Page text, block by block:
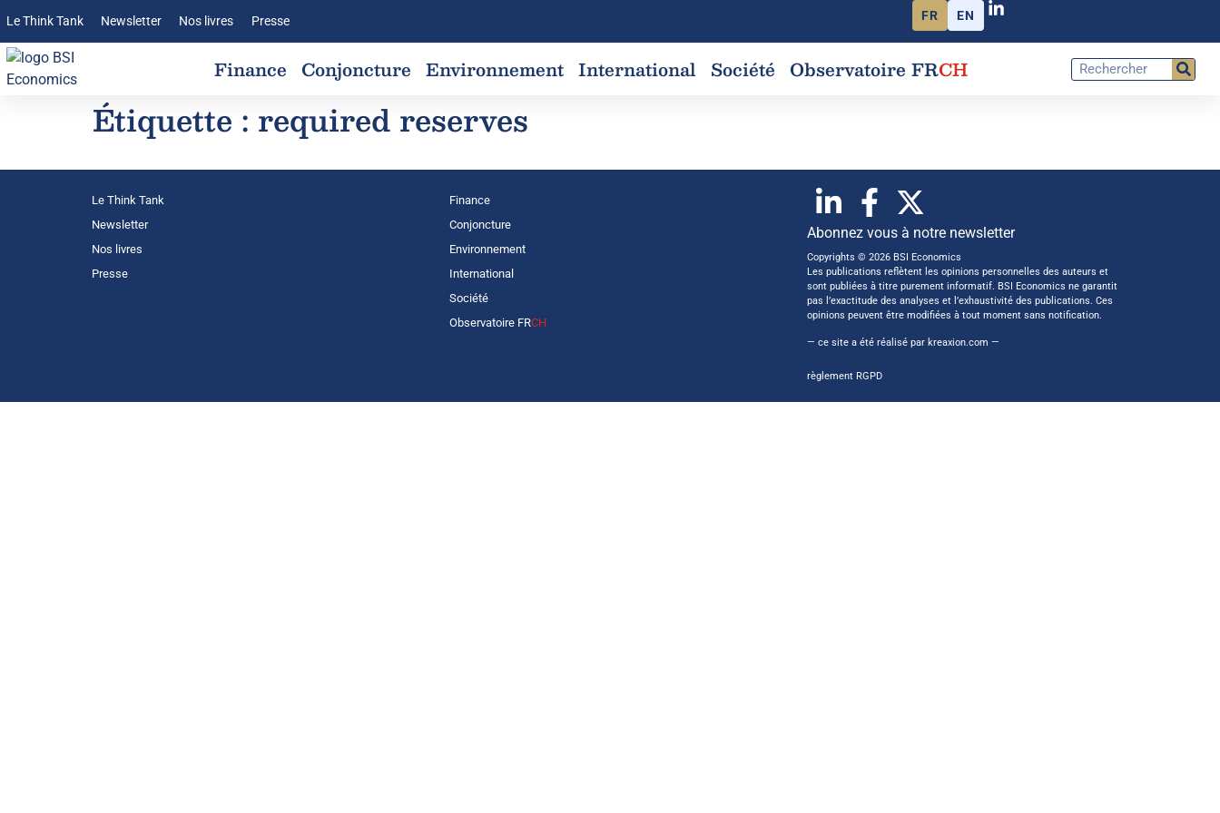
Le Think Tank Newsletter Nos livres Presse FR EN
Finance Conjoncture Environnement International Société Observatoire FRCH
Étiquette : required reserves
Le Think Tank
Newsletter
Nos livres
Presse
Finance
Conjoncture
Environnement
International
Société
Observatoire FRCH
Abonnez vous à notre newsletter
Copyrights © 2026 BSI Economics
Les publications reflètent les opinions personnelles des auteurs et
sont publiées à titre purement informatif. BSI Economics ne garantit
pas l’exactitude des analyses et l’exhaustivité des publications. Ces
opinions peuvent être modifiées à tout moment sans notification.
— ce site a été réalisé par kreaxion.com —
règlement RGPD